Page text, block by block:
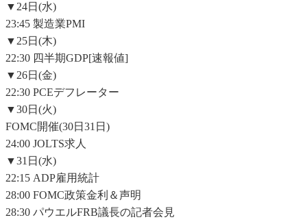
▼24日(水)
23:45 製造業PMI
▼25日(木)
22:30 四半期GDP[速報値]
▼26日(金)
22:30 PCEデフレーター
▼30日(火)
FOMC開催(30日31日)
24:00 JOLTS求人
▼31日(水)
22:15 ADP雇用統計
28:00 FOMC政策金利＆声明
28:30 パウエルFRB議長の記者会見